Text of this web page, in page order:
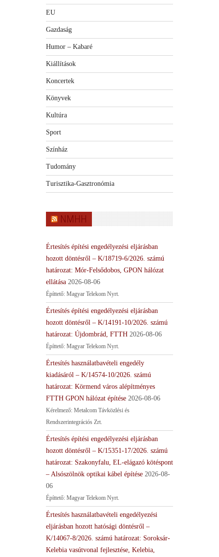
EU
Gazdaság
Humor – Kabaré
Kiállítások
Koncertek
Könyvek
Kultúra
Sport
Színház
Tudomány
Turisztika-Gasztronómia
NMHH
Értesítés építési engedélyezési eljárásban
hozott döntésről – K/18719-6/2026. számú
határozat: Mór-Felsődobos, GPON hálózat
ellátása 2026-08-06
Építtető: Magyar Telekom Nyrt.
Értesítés építési engedélyezési eljárásban
hozott döntésről – K/14191-10/2026. számú
határozat: Újdombrád, FTTH 2026-08-06
Építtető: Magyar Telekom Nyrt.
Értesítés használatbavételi engedély
kiadásáról – K/14574-10/2026. számú
határozat: Körmend város alépítményes
FTTH GPON hálózat építése 2026-08-06
Kérelmező: Metalcom Távközlési és
Rendszerintegrációs Zrt.
Értesítés építési engedélyezési eljárásban
hozott döntésről – K/15351-17/2026. számú
határozat: Szakonyfalu, EL-elágazó kötéspont
– Alsószölnök optikai kábel építése 2026-08-
06
Építtető: Magyar Telekom Nyrt.
Értesítés használatbavételi engedélyezési
eljárásban hozott hatósági döntésről –
K/14067-8/2026. számú határozat: Soroksár-
Kelebia vasútvonal fejlesztése, Kelebia,